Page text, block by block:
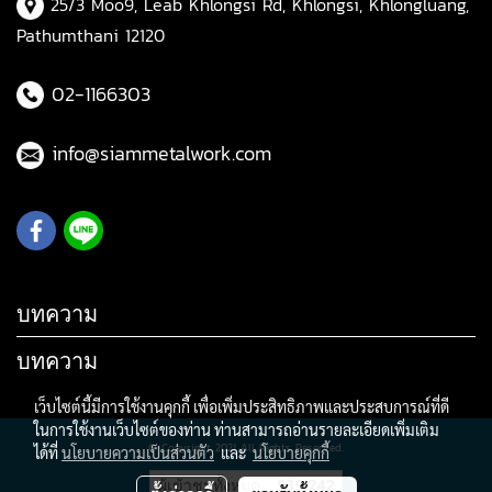
Pathumthani 12120
02-1166303
info@siammetalwork.com
บทความ
บทความ
© Copyright 2021 All Rights Reserved.
ผู้เข้าชมทั้งหมด 939,242
เว็บไซต์นี้มีการใช้งานคุกกี้ เพื่อเพิ่มประสิทธิภาพและประสบการณ์ที่ดี
ในการใช้งานเว็บไซต์ของท่าน ท่านสามารถอ่านรายละเอียดเพิ่มเติม
ได้ที่นโยบายความเป็นส่วนตัวและนโยบายคุกกี้